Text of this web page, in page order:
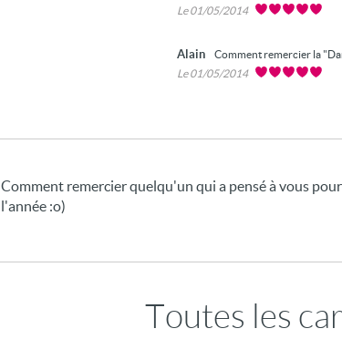
Le 01/05/2014
Alain
Comment remercier la
Le 01/05/2014
Comment remercier quelqu'un qui a pensé à vous
l'année :o)
Toutes les